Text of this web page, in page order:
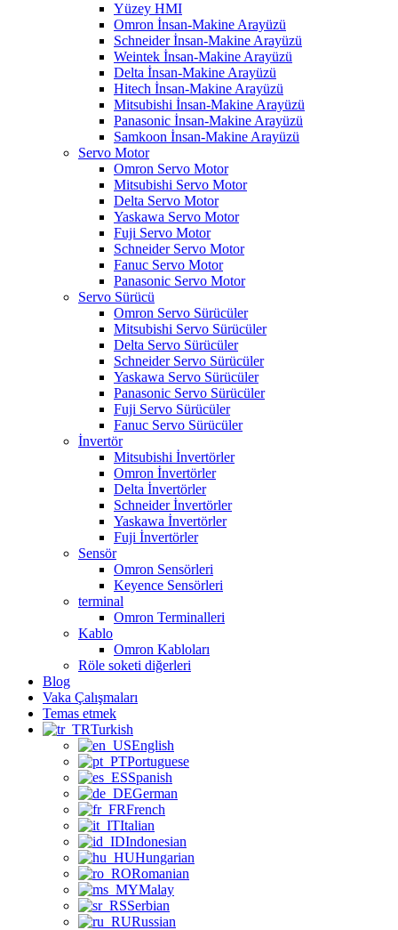
Yüzey HMI
Omron İnsan-Makine Arayüzü
Schneider İnsan-Makine Arayüzü
Weintek İnsan-Makine Arayüzü
Delta İnsan-Makine Arayüzü
Hitech İnsan-Makine Arayüzü
Mitsubishi İnsan-Makine Arayüzü
Panasonic İnsan-Makine Arayüzü
Samkoon İnsan-Makine Arayüzü
Servo Motor
Omron Servo Motor
Mitsubishi Servo Motor
Delta Servo Motor
Yaskawa Servo Motor
Fuji Servo Motor
Schneider Servo Motor
Fanuc Servo Motor
Panasonic Servo Motor
Servo Sürücü
Omron Servo Sürücüler
Mitsubishi Servo Sürücüler
Delta Servo Sürücüler
Schneider Servo Sürücüler
Yaskawa Servo Sürücüler
Panasonic Servo Sürücüler
Fuji Servo Sürücüler
Fanuc Servo Sürücüler
İnvertör
Mitsubishi İnvertörler
Omron İnvertörler
Delta İnvertörler
Schneider İnvertörler
Yaskawa İnvertörler
Fuji İnvertörler
Sensör
Omron Sensörleri
Keyence Sensörleri
terminal
Omron Terminalleri
Kablo
Omron Kabloları
Röle soketi diğerleri
Blog
Vaka Çalışmaları
Temas etmek
Turkish
English
Portuguese
Spanish
German
French
Italian
Indonesian
Hungarian
Romanian
Malay
Serbian
Russian